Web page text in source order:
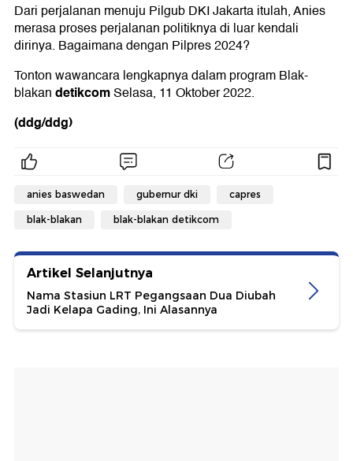
Dari perjalanan menuju Pilgub DKI Jakarta itulah, Anies
merasa proses perjalanan politiknya di luar kendali
dirinya. Bagaimana dengan Pilpres 2024?
Tonton wawancara lengkapnya dalam program Blak-
blakandetikcomSelasa, 11 Oktober 2022.
(ddg/ddg)
anies baswedan gubernur dki capres
blak-blakan blak-blakan detikcom
Artikel Selanjutnya
Nama Stasiun LRT Pegangsaan Dua Diubah
Jadi Kelapa Gading, Ini Alasannya